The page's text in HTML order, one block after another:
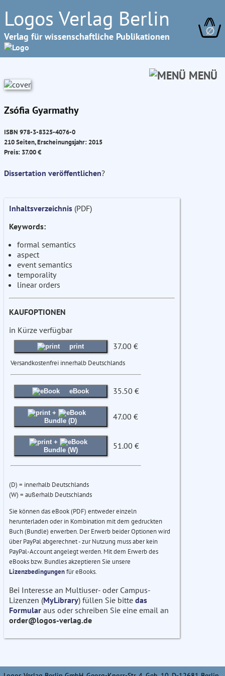
Logos Verlag Berlin
Verlag für wissenschaftliche Publikationen ∅
MENÜ
Zsófia Gyarmathy
ISBN 978-3-8325-4076-0
210 Seiten, Erscheinungsjahr: 2015
Preis: 37.00 €
Dissertation veröffentlichen?
Inhaltsverzeichnis (PDF)
Keywords:
formal semantics
aspect
event semantics
temporality
linear orders
KAUFOPTIONEN
in Kürze verfügbar
print 37.00 €
Versandkostenfrei innerhalb Deutschlands
eBook 35.50 €
+
Bundle (D)
47.00 €
+
Bundle (W)
51.00 €
(D) = innerhalb Deutschlands
(W) = außerhalb Deutschlands
Sie können das eBook (PDF) entweder einzeln
herunterladen oder in Kombination mit dem gedruckten
Buch (Bundle) erwerben. Der Erwerb beider Optionen wird
über PayPal abgerechnet - zur Nutzung muss aber kein
PayPal-Account angelegt werden. Mit dem Erwerb des
eBooks bzw. Bundles akzeptieren Sie unsere
Lizenzbedingungenfür eBooks.
Bei Interesse an Multiuser- oder Campus-
Lizenzen (MyLibrary) füllen Sie bitte das
Formular aus oder schreiben Sie eine email an
order@logos-verlag.de